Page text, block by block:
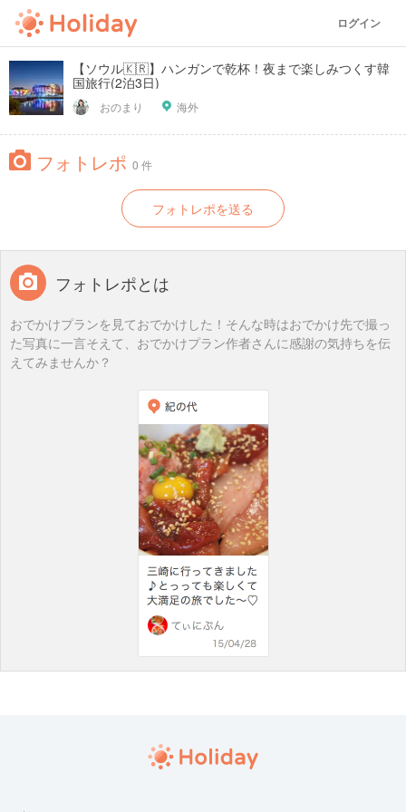
ログイン
【ソウル🇰🇷】ハンガンで乾杯！夜まで楽しみつくす韓
国旅行(2泊3日)
おのまり 海外
フォトレポ 0 件
フォトレポを送る
フォトレポとは
おでかけプランを見ておでかけした！そんな時はおでかけ先で撮っ
た写真に一言そえて、おでかけプラン作者さんに感謝の気持ちを伝
えてみませんか？